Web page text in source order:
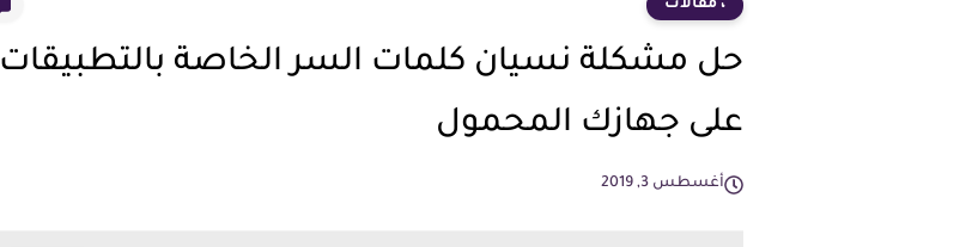
، مقالات
حل مشكلة نسيان كلمات السر الخاصة بالتطبيقات
على جهازك المحمول
أغسطس 3, 2019